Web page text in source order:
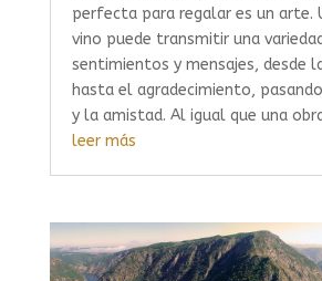
perfecta para regalar es un arte.
vino puede transmitir una
sentimientos y mensajes, desde
hasta el agradecimiento,
y la amistad. Al igual que una
leer más